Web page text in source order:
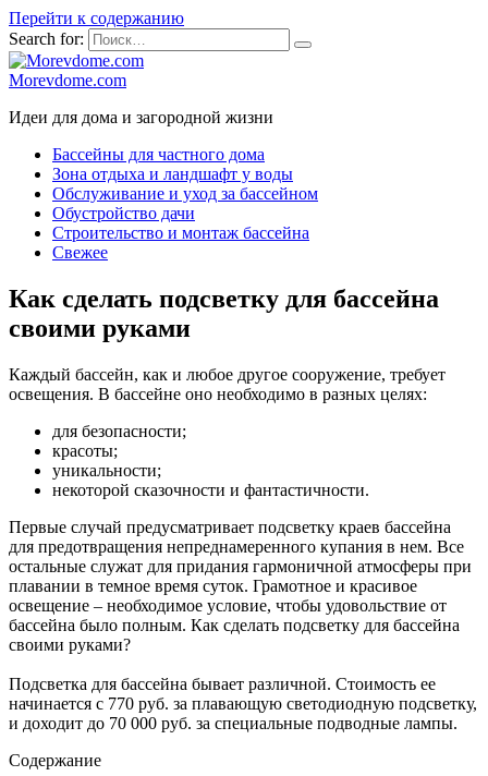
Перейти к содержанию
Search for:
Morevdome.com
Идеи для дома и загородной жизни
Бассейны для частного дома
Зона отдыха и ландшафт у воды
Обслуживание и уход за бассейном
Обустройство дачи
Строительство и монтаж бассейна
Свежее
Как сделать подсветку для бассейна
своими руками
Каждый бассейн, как и любое другое сооружение, требует
освещения. В бассейне оно необходимо в разных целях:
для безопасности;
красоты;
уникальности;
некоторой сказочности и фантастичности.
Первые случай предусматривает подсветку краев бассейна
для предотвращения непреднамеренного купания в нем. Все
остальные служат для придания гармоничной атмосферы при
плавании в темное время суток. Грамотное и красивое
освещение – необходимое условие, чтобы удовольствие от
бассейна было полным. Как сделать подсветку для бассейна
своими руками?
Подсветка для бассейна бывает различной. Стоимость ее
начинается с 770 руб. за плавающую светодиодную подсветку,
и доходит до 70 000 руб. за специальные подводные лампы.
Содержание